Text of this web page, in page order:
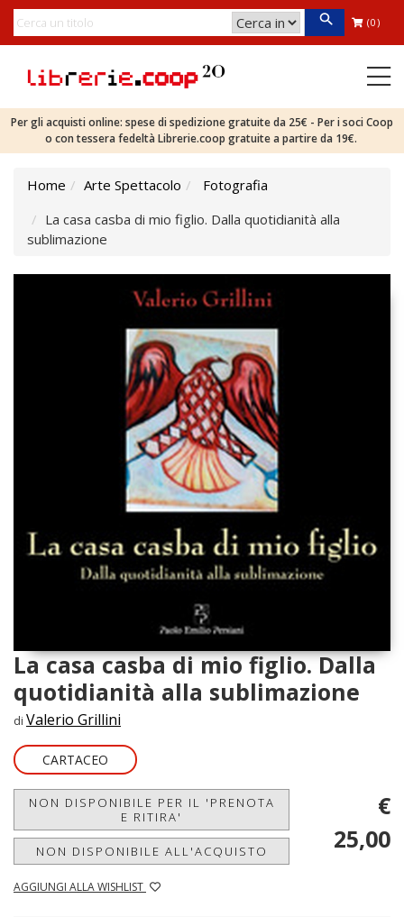
(0)
Per gli acquisti online: spese di spedizione gratuite da 25€ - Per i soci Coop
o con tessera fedeltà Librerie.coop gratuite a partire da 19€.
Home Arte Spettacolo
Fotografia
La casa casba di mio figlio. Dalla quotidianità alla
sublimazione
La casa casba di mio figlio. Dalla
quotidianità alla sublimazione
di Valerio Grillini
CARTACEO
NON DISPONIBILE PER IL 'PRENOTA
E RITIRA'
NON DISPONIBILE ALL'ACQUISTO
AGGIUNGI ALLA WISHLIST
€
25,00